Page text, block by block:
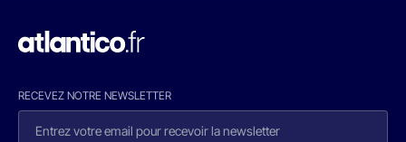
RECEVEZ NOTRE NEWSLETTER